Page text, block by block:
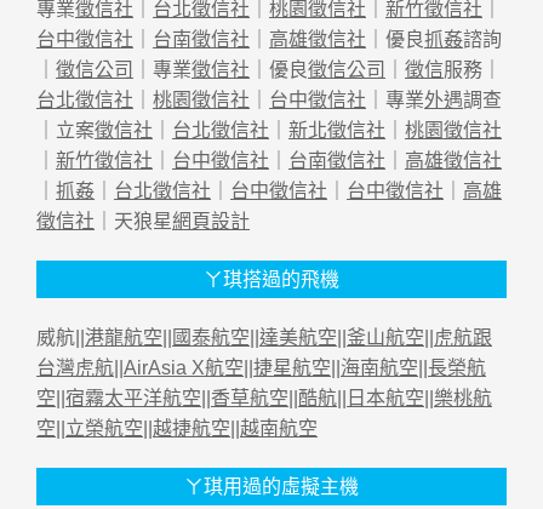
專業徵信社 ｜ 台北徵信社 ｜ 桃園徵信社 ｜ 新竹徵信社 ｜
台中徵信社 ｜ 台南徵信社 ｜ 高雄徵信社 ｜優良抓姦諮詢
｜ 徵信公司 ｜專業徵信社 ｜優良徵信公司 ｜ 徵信服務｜
台北徵信社 ｜ 桃園徵信社 ｜ 台中徵信社 ｜專業外遇調查
｜立案徵信社 ｜ 台北徵信社 ｜ 新北徵信社 ｜ 桃園徵信社
｜ 新竹徵信社 ｜ 台中徵信社 ｜ 台南徵信社 ｜ 高雄徵信社
｜ 抓姦 ｜ 台北徵信社 ｜ 台中徵信社 ｜ 台中徵信社 ｜ 高雄
徵信社 ｜天狼星網頁設計
ㄚ琪搭過的飛機
威航|| 港龍航空 國泰航空 達美航空 釜山航空
虎航跟
台灣虎航 AirAsia X航空 捷星航空 海南航空 長榮航
空 宿霧太平洋航空 香草航空 酷航 日本航空 樂桃航
空 立榮航空 越捷航空 越南航空
ㄚ琪用過的虛擬主機